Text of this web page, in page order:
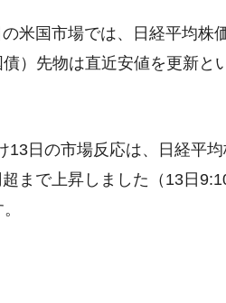
米国市場では、日経平均株
）先物は直近安値を更新と
日の市場反応は、日経平
まで上昇しました（13日